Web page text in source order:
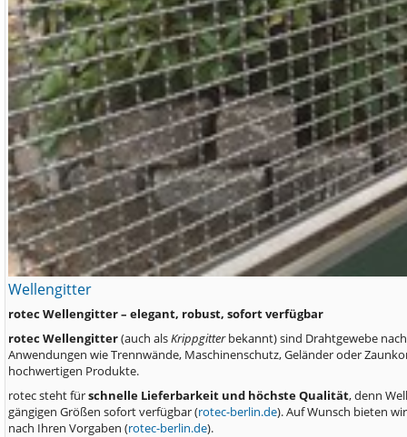
Wellengitter
rotec Wellengitter – elegant, robust, sofort verfügbar
rotec Wellengitter(auch alsKrippgitterbekannt) sind Drahtgewebe
Anwendungen wie Trennwände, Maschinenschutz, Geländer oder
hochwertigen Produkte.
rotec steht fürschnelle Lieferbarkeit und höchste Qualität, denn
gängigen Größen sofort verfügbar (rotec-berlin.de). Auf Wunsch bieten
nach Ihren Vorgaben (rotec-berlin.de).